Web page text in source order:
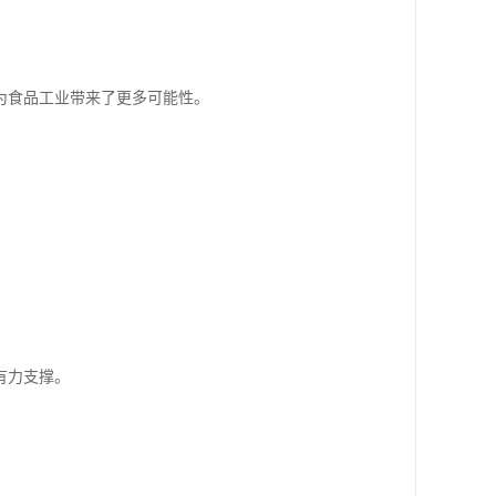
品工业带来了更多可能性。
支撑。